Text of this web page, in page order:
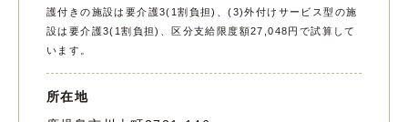
護付きの施設は要介護3(1割負担)、(3)外付けサービス型の施
設は要介護3(1割負担)、区分支給限度額27,048円で試算して
います。
所在地